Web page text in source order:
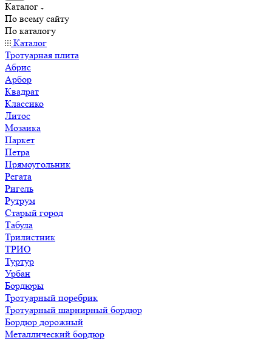
Каталог
По всему сайту
По каталогу
Каталог
Тротуарная плита
Абрис
Арбор
Квадрат
Классико
Литос
Мозаика
Паркет
Петра
Прямоугольник
Регата
Ригель
Рутрум
Старый город
Табула
Трилистник
ТРИО
Туртур
Урбан
Бордюры
Тротуарный поребрик
Тротуарный шарнирный бордюр
Бордюр дорожный
Металлический бордюр